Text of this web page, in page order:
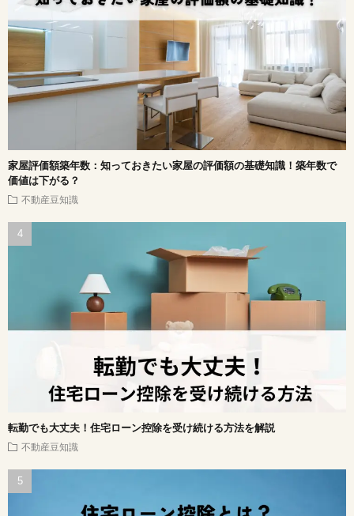
家屋評価額築年数：知っておきたい家屋の評価額の基礎知識！築年数で
価値は下がる？
不動産豆知識
転勤でも大丈夫！住宅ローン控除を受け続ける方法を解説
不動産豆知識